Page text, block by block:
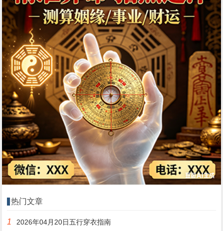
热门文章
1 2026年04月20日五行穿衣指南